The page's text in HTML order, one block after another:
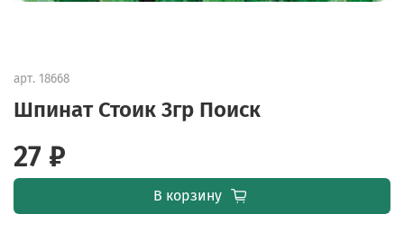
арт. 18668
Шпинат Стоик 3гр Поиск
27 ₽
В корзину